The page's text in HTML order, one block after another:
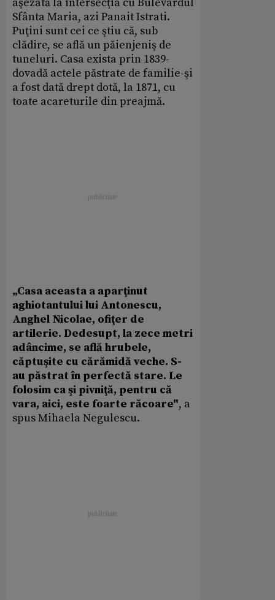
Sfânta Maria, azi Panait Istrati.
Puţini sunt cei ce ştiu că, sub
clădire, se află un păienjeniş de
tuneluri. Casa exista prin 1839-
dovadă actele păstrate de familie-şi
a fost dată drept dotă, la 1871, cu
toate acareturile din preajmă.
„Casa aceasta a aparţinut
aghiotantului lui Antonescu,
Anghel Nicolae, ofiţer de
artilerie. Dedesupt, la zece metri
adâncime, se află hrubele,
căptuşite cu cărămidă veche. S-
au păstrat în perfectă stare. Le
folosim ca şi pivniţă, pentru că
vara, aici, este foarte răcoare", a
spus Mihaela Negulescu.